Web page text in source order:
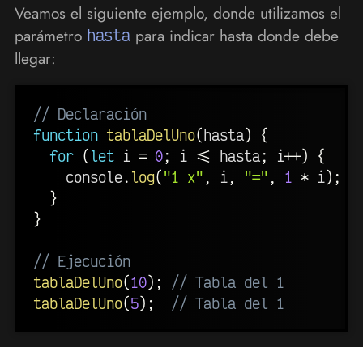
Veamos el siguiente ejemplo, donde utilizamos el
parámetro hastapara indicar hasta donde debe
llegar:
// Declaración
function tablaDelUno(hasta)
{
for (let i = 0; i <= hasta; i++)
{
    console
. log("1 x" , i, "=" , 1 * i) ;
}
}
// Ejecución
tablaDelUno(10) ;
// Tabla del 1
tablaDelUno(5) ; // Tabla del 1